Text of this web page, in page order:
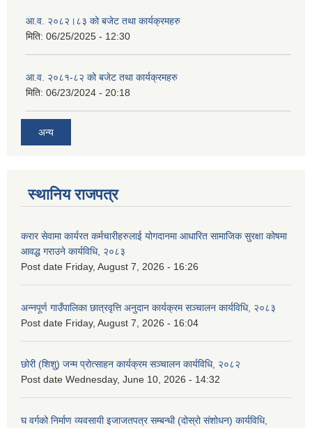
आ.व. २०८२।८३ को बजेट तथा कार्यक्रमहरु
मिति: 06/25/2025 - 12:30
आ.व. २०८१-८२ को बजेट तथा कार्यक्रमहरु
मिति: 06/23/2024 - 20:18
अन्य
स्थानिय राजपत्र
करार सेवामा कार्यरत कर्मचारीहरुलाई योगदानमा आधारित सामाजिक सुरक्षा कोषमा
आवद्ध गराउने कार्यविधि, २०८३
Post date Friday, August 7, 2026 - 16:26
अन्नपूर्ण गाउँपालिका छात्रवृत्ति अनुदान कार्यक्रम सञ्चालन कार्यविधि, २०८३
Post date Friday, August 7, 2026 - 16:04
छोरी (शिशु) जन्म प्रोत्साहन कार्यक्रम सञ्चालन कार्यविधि, २०८२
Post date Wednesday, June 10, 2026 - 14:32
घ वर्गको निर्माण व्यवसायी इजाजतपत्र सम्बन्धी (दोस्रो संशोधन) कार्यविधि,